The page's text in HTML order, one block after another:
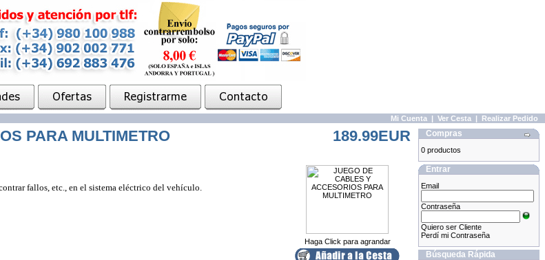
Mi Cuenta | Ver Cesta | Realizar Pedido
PARA MULTIMETRO 189.99EUR
Haga Click para agrandar
fallos, etc., en el sistema eléctrico del vehículo.
Compras
0 productos
Entrar
Email
Contraseña
Quiero ser Cliente
Perdí mi Contraseña
Búsqueda Rápida